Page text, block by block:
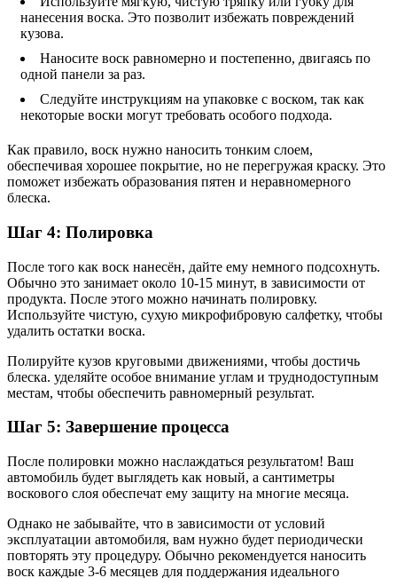
нанесения воска. Это позволит избежать повреждений
кузова.
Наносите воск равномерно и постепенно, двигаясь по
одной панели за раз.
Следуйте инструкциям на упаковке с воском, так как
некоторые воски могут требовать особого подхода.
Как правило, воск нужно наносить тонким слоем,
обеспечивая хорошее покрытие, но не перегружая краску. Это
поможет избежать образования пятен и неравномерного
блеска.
Шаг 4: Полировка
После того как воск нанесён, дайте ему немного подсохнуть.
Обычно это занимает около 10-15 минут, в зависимости от
продукта. После этого можно начинать полировку.
Используйте чистую, сухую микрофибровую салфетку, чтобы
удалить остатки воска.
Полируйте кузов круговыми движениями, чтобы достичь
блеска. уделяйте особое внимание углам и труднодоступным
местам, чтобы обеспечить равномерный результат.
Шаг 5: Завершение процесса
После полировки можно наслаждаться результатом! Ваш
автомобиль будет выглядеть как новый, а сантиметры
воскового слоя обеспечат ему защиту на многие месяца.
Однако не забывайте, что в зависимости от условий
эксплуатации автомобиля, вам нужно будет периодически
повторять эту процедуру. Обычно рекомендуется наносить
воск каждые 3-6 месяцев для поддержания идеального